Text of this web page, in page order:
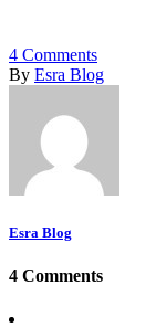
4 Comments
By Esra Blog
Esra Blog
4 Comments